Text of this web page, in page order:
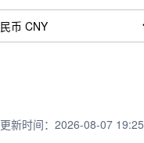
更新时间：2026-08-07